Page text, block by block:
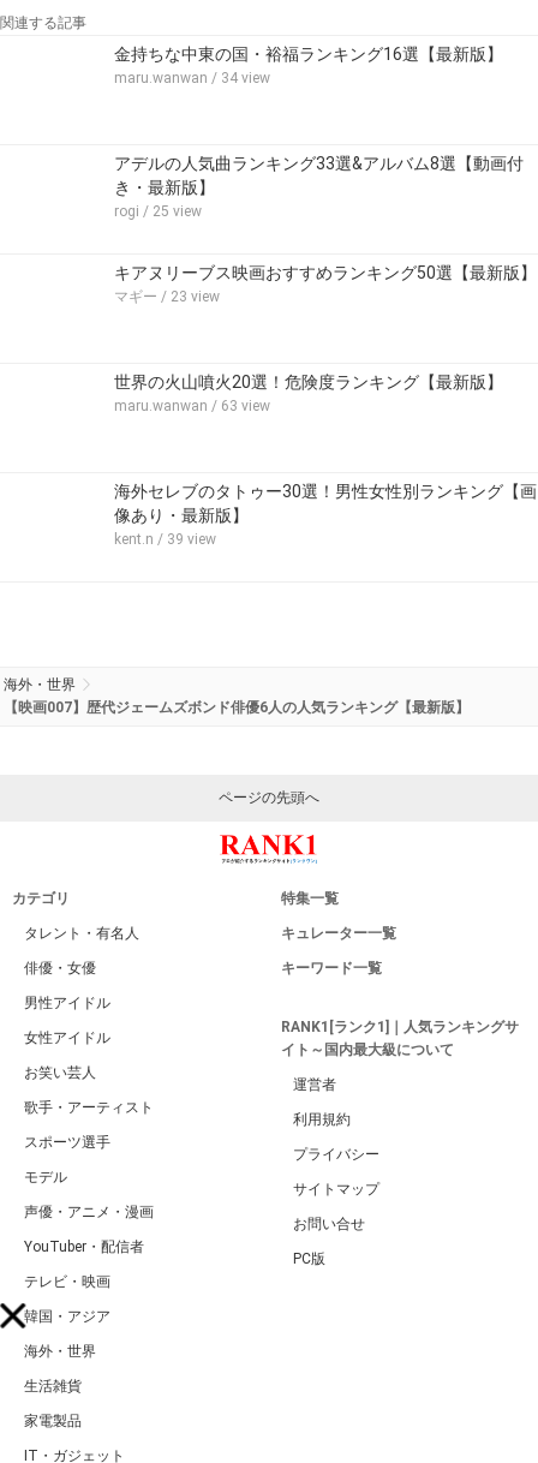
関連する記事
金持ちな中東の国・裕福ランキング16選【最新版】
maru.wanwan / 34 view
アデルの人気曲ランキング33選&アルバム8選【動画付
き・最新版】
rogi / 25 view
キアヌリーブス映画おすすめランキング50選【最新版】
マギー / 23 view
世界の火山噴火20選！危険度ランキング【最新版】
maru.wanwan / 63 view
海外セレブのタトゥー30選！男性女性別ランキング【画
像あり・最新版】
kent.n / 39 view
海外・世界
【映画007】歴代ジェームズボンド俳優6人の人気ランキング【最新版】
ページの先頭へ
カテゴリ
タレント・有名人
俳優・女優
男性アイドル
女性アイドル
お笑い芸人
歌手・アーティスト
スポーツ選手
モデル
声優・アニメ・漫画
YouTuber・配信者
テレビ・映画
韓国・アジア
海外・世界
生活雑貨
家電製品
IT・ガジェット
特集一覧
キュレーター一覧
キーワード一覧
RANK1[ランク1]｜人気ランキングサ
イト～国内最大級について
運営者
利用規約
プライバシー
サイトマップ
お問い合せ
PC版